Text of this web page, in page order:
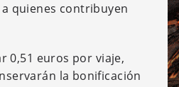
quienes contribuyen
0,51 euros por viaje,
la bonificación